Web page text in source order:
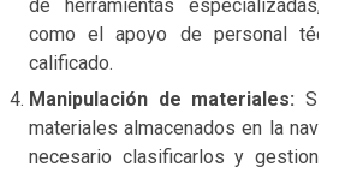
de herramientas especializadas, así
como el apoyo de personal técnico
calificado.
Manipulación de materiales: Si hay
materiales almacenados en la nave, es
necesario clasificarlos y gestionarlos